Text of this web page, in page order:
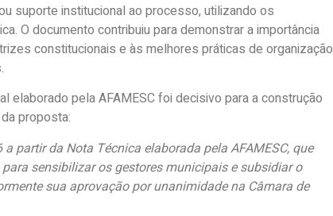
suporte institucional ao processo, utilizando os
O documento contribuiu para demonstrar a importância
constitucionais e às melhores práticas de organização
elaborado pela AFAMESC foi decisivo para a construção
proposta:
partir da Nota Técnica elaborada pela AFAMESC, que
sensibilizar os gestores municipais e subsidiar o
sua aprovação por unanimidade na Câmara de